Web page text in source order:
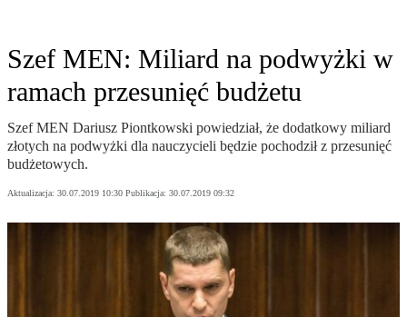
Szef MEN: Miliard na podwyżki w
ramach przesunięć budżetu
Szef MEN Dariusz Piontkowski powiedział, że dodatkowy miliard
złotych na podwyżki dla nauczycieli będzie pochodził z przesunięć
budżetowych.
Aktualizacja: 30.07.2019 10:30 Publikacja: 30.07.2019 09:32